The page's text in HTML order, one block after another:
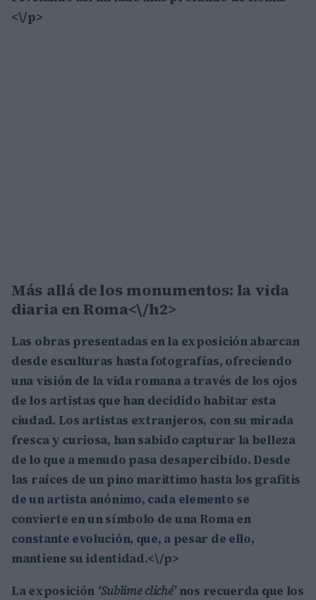
<\/p>
Más allá de los monumentos: la vida
diaria en Roma<\/h2>
Las obras presentadas en la exposición abarcan
desde esculturas hasta fotografías, ofreciendo
una visión de la vida romana a través de los ojos
de los artistas que han decidido habitar esta
ciudad. Los artistas extranjeros, con su mirada
fresca y curiosa, han sabido capturar la belleza
de lo que a menudo pasa desapercibido. Desde
las raíces de un pino marittimo hasta los grafitis
de un artista anónimo, cada elemento se
convierte en un símbolo de una Roma en
constante evolución, que, a pesar de ello,
mantiene su identidad.<\/p>
La exposición ‘Sublime cliché’nos recuerda que los